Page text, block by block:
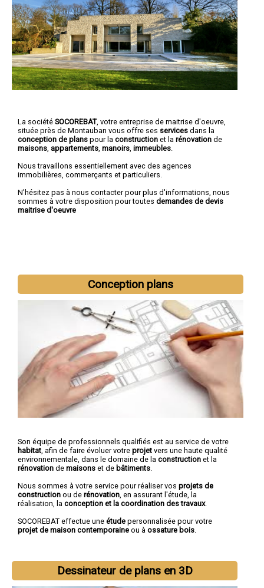
La société SOCOREBAT, votre entreprise de maitrise d'oeuvre
située près de Montauban vous offre ses services dans la
conception de plans pour la construction et la rénovation de
maisons appartements manoirs immeubles
Nous travaillons essentiellement avec des agences
immobilières, commerçants et particuliers.
N'hésitez pas à nous contacter pour plus d'informations, nous
sommes à votre disposition pour toutes demandes de devis
maitrise d'oeuvre
Nous intervenons aussi dans les villes suivantes :Montauban,
Moissac,Caussade,Valence,Montech
Nègrepelisse,Verdun-sur-Garonne,Beaumont-de-Lomagne,
Labastide-Saint-Pierre
Conception plans
Son équipe de professionnels qualifiés est au service de votre
habitat , afin de faire évoluer votre projet vers une haute qualité
environnementale, dans le domaine de la construction et la
rénovation de maisons et de bâtiments
Nous sommes à votre service pour réaliser vos projets de
construction ou de rénovation , en assurant l'étude, la
réalisation, la conception et la coordination des travaux.
SOCOREBAT effectue une étude personnalisée pour votre
projet de maison contemporaine ou à ossature bois
Dessinateur de plans en 3D